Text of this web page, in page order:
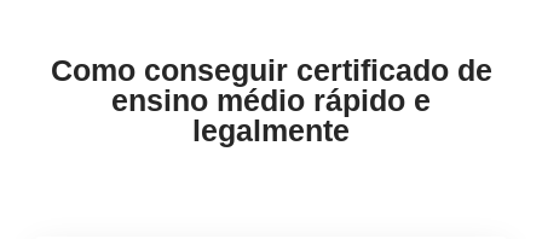
Como conseguir certificado de
ensino médio rápido e
legalmente